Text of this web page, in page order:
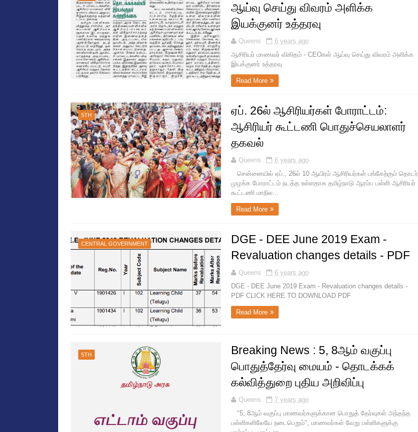
ஆய்வு செய்து விவரம் அளிக்க
இயக்குனர் உத்தரவு
Queens
6 years ago
ஆசிரியர் மாணவர் விகிதம் - CEOகள் ஆய்வு செய்து விவரம் அளிக்க
இயக்குனர் உத்தரவு
Read More
5TH
ஏப். 26ல் ஆசிரியர்கள் போராட்டம்:
ஆசிரியர் கூட்டணி பொதுச்செயலாளர்
தகவல்
Queens
6 years ago
சென்னையில் ஏப்., 26ல் 10 ஆயிரம் ஆசிரியர்கள் பங்கேற்கும் தொடர்
முழக்க போராட்டம் நடத்த உள்ளதாக தமிழ்நாடு ஆரம்ப பள்ளி ஆசிரியர்
கூட்டணி மாநில...
Read More
CENTRAL GOVERNMENT
DGE - DEE June 2019 Exam -
Revaluation changes details - PDF
Queens
6 years ago
DGE - DEE June 2019 Exam - Revaluation changes details -
PDF CLICK HERE TO DOWNLOAD PDF
Read More
5TH
Breaking News : 5, 8ஆம் வகுப்பு
பொதுத்தேர்வு மையம் - தொடக்கக்
கல்வித்துறை புதிய அறிவிப்பு
Queens
7 years ago
"5, 8ஆம் வகுப்பு மாணவர்களுக்கான பொதுத் தேர்வுகள் அந்தந்த
பள்ளிகளிலேயே நடைபெறும்", மாணவர்கள் வேறு பள்ளிகளுக்கு